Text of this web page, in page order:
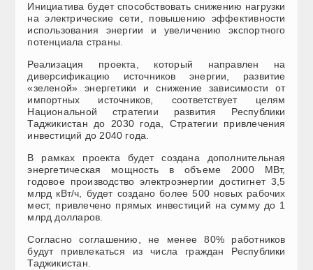
Инициатива будет способствовать снижению нагрузки
на электрические сети, повышению эффективности
использования энергии и увеличению экспортного
потенциала страны.
Реализация проекта, который направлен на
диверсификацию источников энергии, развитие
«зеленой» энергетики и снижение зависимости от
импортных источников, соответствует целям
Национальной стратегии развития Республики
Таджикистан до 2030 года, Стратегии привлечения
инвестиций до 2040 года.
В рамках проекта будет создана дополнительная
энергетическая мощность в объеме 2000 МВт,
годовое производство электроэнергии достигнет 3,5
млрд кВт/ч, будет создано более 500 новых рабочих
мест, привлечено прямых инвестиций на сумму до 1
млрд долларов.
Согласно соглашению, не менее 80% работников
будут привлекаться из числа граждан Республики
Таджикистан.